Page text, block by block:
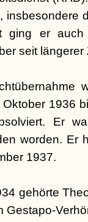
insbesondere
ging er
seit längerer
Oktober 1936
Er
worden. Er
1937.
gehörte
Gestapo-